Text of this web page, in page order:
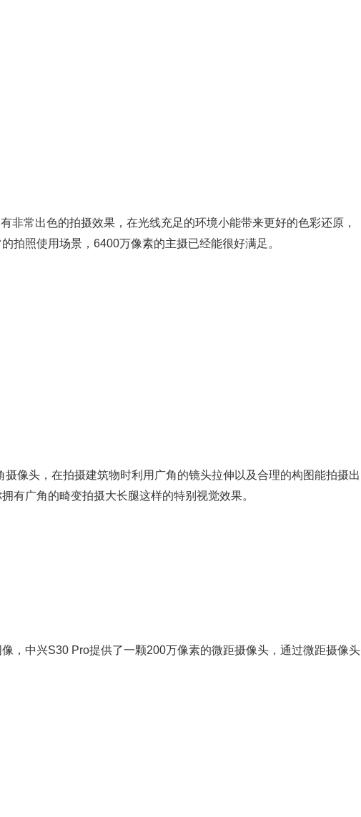
常出色的拍摄效果，在光线充足的环境小能带来更好的色彩还原，
拍照使用场景，6400万像素的主摄已经能很好满足。
头，在拍摄建筑物时利用广角的镜头拉伸以及合理的构图能拍摄出
有广角的畸变拍摄大长腿这样的特别视觉效果。
中兴S30 Pro提供了一颗200万像素的微距摄像头，通过微距摄像头